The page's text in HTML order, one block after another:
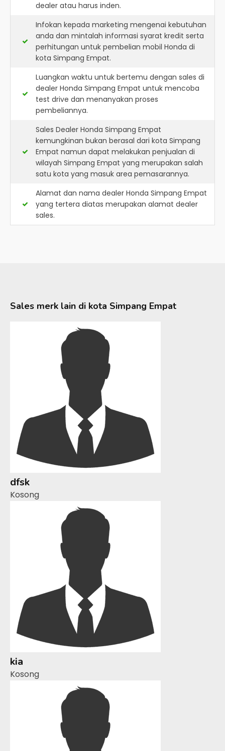
dealer atau harus inden.
Infokan kepada marketing mengenai kebutuhan
anda dan mintalah informasi syarat kredit serta
perhitungan untuk pembelian mobil Honda di
kota Simpang Empat.
Luangkan waktu untuk bertemu dengan sales di
dealer Honda Simpang Empat untuk mencoba
test drive dan menanyakan proses
pembeliannya.
Sales Dealer Honda Simpang Empat
kemungkinan bukan berasal dari kota Simpang
Empat namun dapat melakukan penjualan di
wilayah Simpang Empat yang merupakan salah
satu kota yang masuk area pemasarannya.
Alamat dan nama dealer Honda Simpang Empat
yang tertera diatas merupakan alamat dealer
sales.
Sales merk lain di kota Simpang Empat
dfsk
Kosong
kia
Kosong